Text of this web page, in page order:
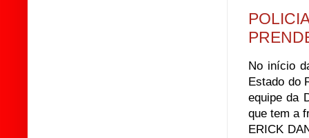
No início
Estado do
equipe da
que tem a
ERICK